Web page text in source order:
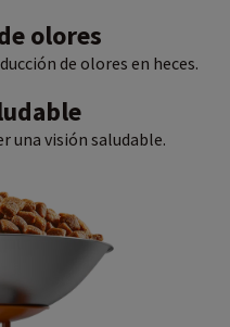
olores
de olores en heces.
una visión saludable.